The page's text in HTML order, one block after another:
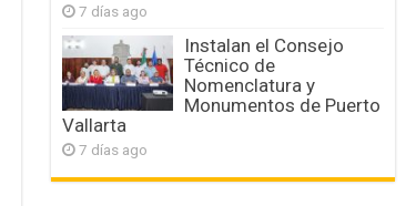
7 días ago
Instalan el Consejo
Técnico de
Nomenclatura y
Monumentos de Puerto
Vallarta
7 días ago